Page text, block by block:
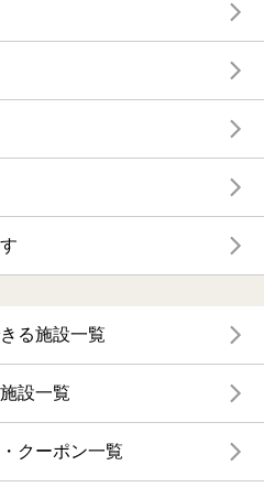
る施設一覧
設一覧
クーポン一覧